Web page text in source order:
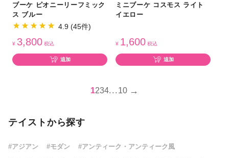
ブーケ ピオニーリーフミック
ス ブルー
4.9 (45件)
¥ 3,800 税込
追加
ミニブーケ コスモス ライト
イエロー
¥ 1,600 税込
追加
1234... 10 →
テイストから探す
#アジアン #モダン #アンティーク・アンティーク風